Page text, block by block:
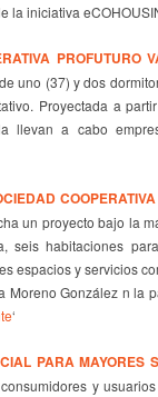
la iniciativa
PROFUTURO
uno (37) y dos
Proyectada a
llevan a cabo
un proyecto bajo la
seis habitaciones
espacios y servicios
Moreno González n la
‘
PARA MAYORES
y